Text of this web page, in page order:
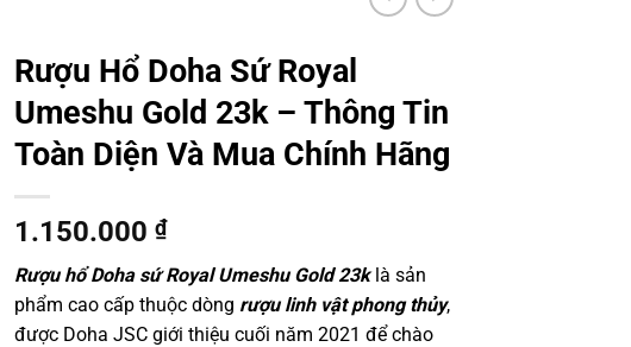
Rượu Hổ Doha Sứ Royal
Umeshu Gold 23k – Thông Tin
Toàn Diện Và Mua Chính Hãng
1.150.000₫
Rượu hổ Doha sứ Royal Umeshu Gold 23klà sản
phẩm cao cấp thuộc dòng rượu linh vật phong thủy,
được Doha JSC giới thiệu cuối năm 2021 để chào